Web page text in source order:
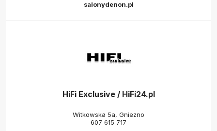
salonydenon.pl
HiFi Exclusive / HiFi24.pl
Witkowska 5a, Gniezno
607 615 717